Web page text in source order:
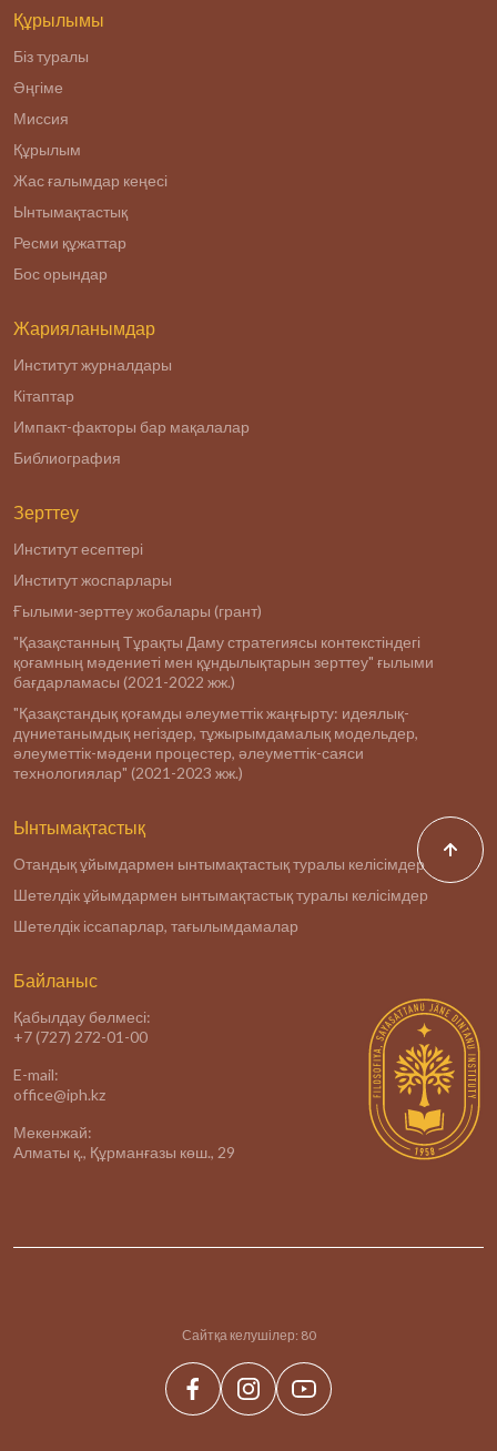
Құрылымы
Біз туралы
Әңгіме
Миссия
Құрылым
Жас ғалымдар кеңесі
Ынтымақтастық
Ресми құжаттар
Бос орындар
Жарияланымдар
Институт журналдары
Кітаптар
Импакт-факторы бар мақалалар
Библиография
Зерттеу
Институт есептері
Институт жоспарлары
Ғылыми-зерттеу жобалары (грант)
"Қазақстанның Тұрақты Даму стратегиясы контекстіндегі
қоғамның мәдениеті мен құндылықтарын зерттеу" ғылыми
бағдарламасы (2021-2022 жж.)
"Қазақстандық қоғамды әлеуметтік жаңғырту: идеялық-
дүниетанымдық негіздер, тұжырымдамалық модельдер,
әлеуметтік-мәдени процестер, әлеуметтік-саяси
технологиялар" (2021-2023 жж.)
Ынтымақтастық
Отандық ұйымдармен ынтымақтастық туралы келісімдер
Шетелдік ұйымдармен ынтымақтастық туралы келісімдер
Шетелдік іссапарлар, тағылымдамалар
Байланыс
Қабылдау бөлмесі:
+7 (727) 272-01-00
E-mail:
office@iph.kz
Мекенжай:
Алматы қ., Құрманғазы көш., 29
Сайтқа келушілер: 80